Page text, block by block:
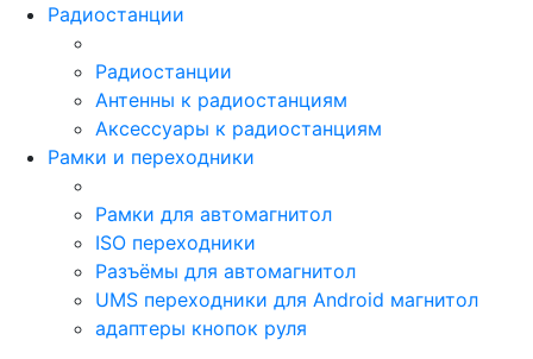
Радиостанции
Радиостанции
Антенны к радиостанциям
Аксессуары к радиостанциям
Рамки и переходники
Рамки для автомагнитол
ISO переходники
Разъёмы для автомагнитол
UMS переходники для Android магнитол
адаптеры кнопок руля